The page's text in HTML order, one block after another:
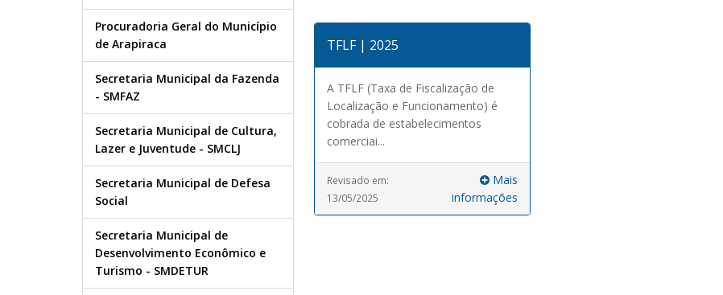
Procuradoria Geral do Município
de Arapiraca
Secretaria Municipal da Fazenda
- SMFAZ
Secretaria Municipal de Cultura,
Lazer e Juventude - SMCLJ
Secretaria Municipal de Defesa
Social
Secretaria Municipal de
Desenvolvimento Econômico e
Turismo - SMDETUR
TFLF | 2025
A TFLF (Taxa de Fiscalização de
Localização e Funcionamento) é
cobrada de estabelecimentos
comerciai...
Revisado em:
13/05/2025
Mais
informações